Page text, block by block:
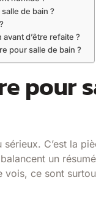
de bain ?
d’être refaite ?
pour salle de bain ?
pour
C’est la
un
vois, ce sont